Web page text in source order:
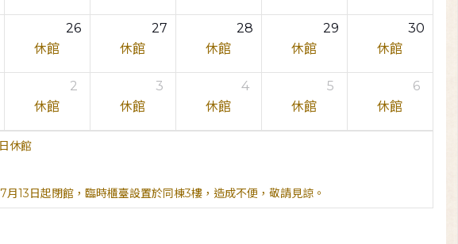
26
休館
27
休館
28
休館
29
休館
30
休館
2
休館
3
休館
4
休館
5
休館
6
休館
休館
月13日起閉館，臨時櫃臺設置於同棟3樓，造成不便，敬請見諒。